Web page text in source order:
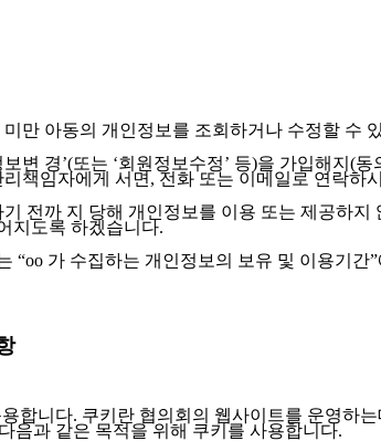
만 아동의 개인정보를 조회하거나 수정할 수
변 경’(또는 ‘회원정보수정’ 등)을 가입해지(
책임자에게 서면, 전화 또는 이메일로 연락하
전까 지 당해 개인정보를 이용 또는 제공하
지도록 하겠습니다.
가 수집하는 개인정보의 보유 및 이용기
합니다. 쿠키란 협의회의 웹사이트를 운영하
음과 같은 목적을 위해 쿠키를 사용합니다.